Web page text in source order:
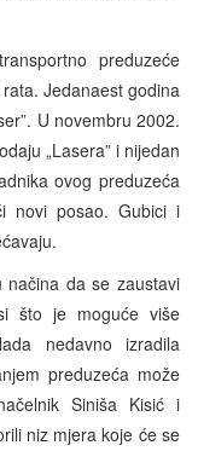
preduzeće
Jedanaest godina
U novembru 2002.
„Lasera” i nijedan
ovog preduzeća
novi posao. Gubici i
načina da se zaustavi
što je moguće više
nedavno izradila
preduzeća može
Siniša Kisić i
niz mjera koje će se